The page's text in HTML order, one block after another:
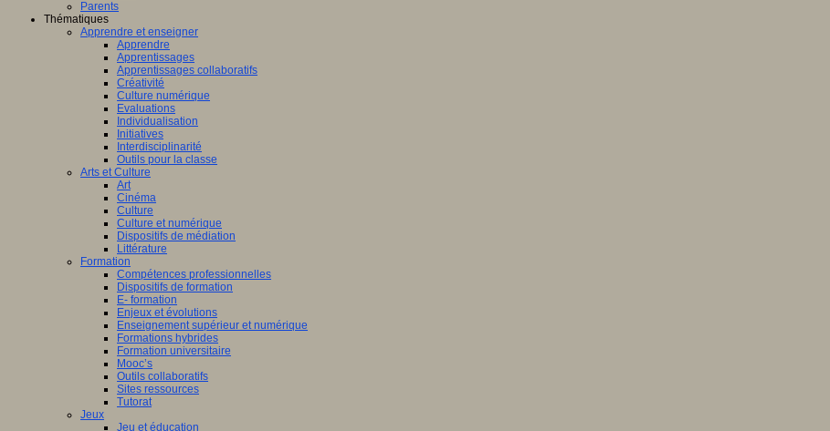
Parents
Thématiques
Apprendre et enseigner
Apprendre
Apprentissages
Apprentissages collaboratifs
Créativité
Culture numérique
Evaluations
Individualisation
Initiatives
Interdisciplinarité
Outils pour la classe
Arts et Culture
Art
Cinéma
Culture
Culture et numérique
Dispositifs de médiation
Littérature
Formation
Compétences professionnelles
Dispositifs de formation
E- formation
Enjeux et évolutions
Enseignement supérieur et numérique
Formations hybrides
Formation universitaire
Mooc’s
Outils collaboratifs
Sites ressources
Tutorat
Jeux
Jeu et éducation